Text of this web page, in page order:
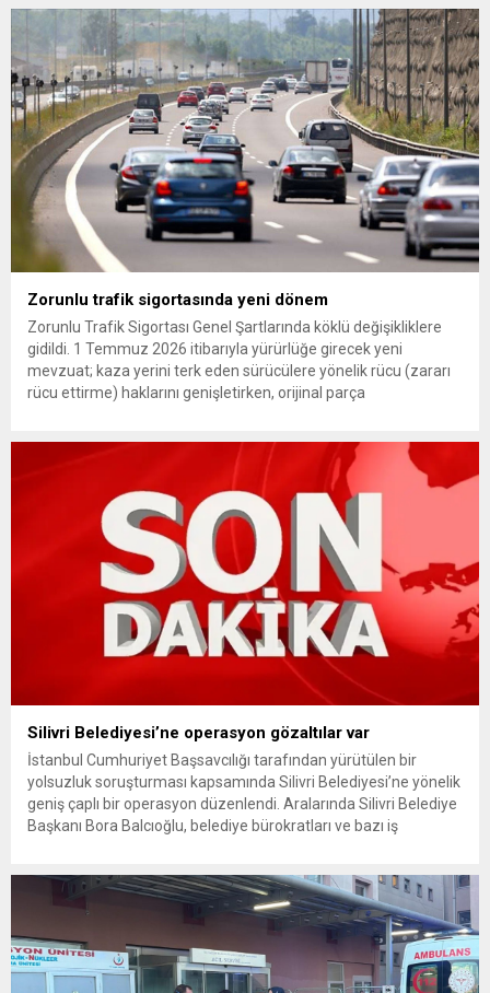
çıkarma cezası uygulanmak üzere Yüksek Disiplin Kurulu’na
(YDK) sevk edilen ve partideki tüm görevlerinden...
Zorunlu trafik sigortasında yeni dönem
Zorunlu Trafik Sigortası Genel Şartlarında köklü değişikliklere
gidildi. 1 Temmuz 2026 itibarıyla yürürlüğe girecek yeni
mevzuat; kaza yerini terk eden sürücülere yönelik rücu (zararı
rücu ettirme) haklarını genişletirken, orijinal parça
getiriyor. Hazine Müsteşarlığına bağlı ilgili kurumlarca...
Silivri Belediyesi’ne operasyon gözaltılar var
İstanbul Cumhuriyet Başsavcılığı tarafından yürütülen bir
yolsuzluk soruşturması kapsamında Silivri Belediyesi’ne yönelik
geniş çaplı bir operasyon düzenlendi. Aralarında Silivri Belediye
Başkanı Bora Balcıoğlu, belediye bürokratları ve bazı iş
inceleme ve arama çalışmaları devam ediyor. İstanbul’da...